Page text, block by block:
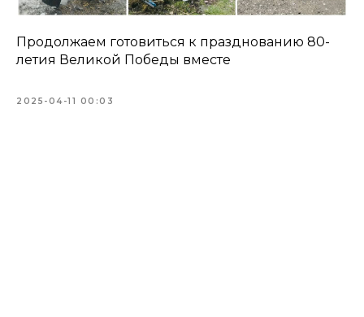
Продолжаем готовиться к празднованию 80-
летия Великой Победы вместе
2025-04-11 00:03